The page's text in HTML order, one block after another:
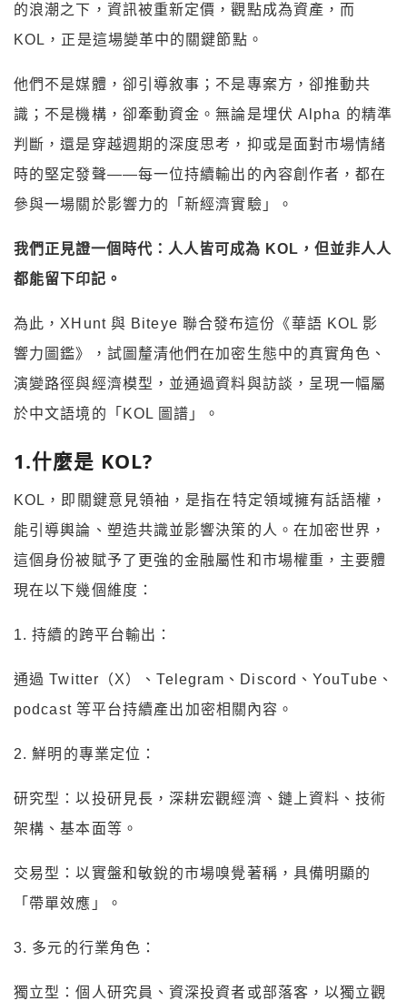
的浪潮之下，資訊被重新定價，觀點成為資產，而
KOL，正是這場變革中的關鍵節點。
他們不是媒體，卻引導敘事；不是專案方，卻推動共
識；不是機構，卻牽動資金。無論是埋伏 Alpha 的精準
判斷，還是穿越週期的深度思考，抑或是面對市場情緒
時的堅定發聲——每一位持續輸出的內容創作者，都在
參與一場關於影響力的「新經濟實驗」。
我們正見證一個時代：人人皆可成為 KOL ，但並非人人
都能留下印記。
為此，XHunt 與 Biteye 聯合發布這份《華語 KOL 影
響力圖鑑》，試圖釐清他們在加密生態中的真實角色、
演變路徑與經濟模型，並通過資料與訪談，呈現一幅屬
於中文語境的「KOL 圖譜」。
1.什麼是 KOL?
KOL，即關鍵意見領袖，是指在特定領域擁有話語權，
能引導輿論、塑造共識並影響決策的人。在加密世界，
這個身份被賦予了更強的金融屬性和市場權重，主要體
現在以下幾個維度：
1. 持續的跨平台輸出：
通過 Twitter（X）、Telegram、Discord、YouTube、
podcast 等平台持續產出加密相關內容。
2. 鮮明的專業定位：
研究型：以投研見長，深耕宏觀經濟、鏈上資料、技術
架構、基本面等。
交易型：以實盤和敏銳的市場嗅覺著稱，具備明顯的
「帶單效應」。
3. 多元的行業角色：
獨立型：個人研究員、資深投資者或部落客，以獨立觀